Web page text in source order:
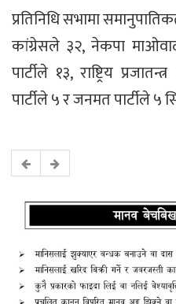
प्रतिनिधि सभामा
कांग्रेसले ३२, नेकपा
पार्टीले १३, राष्ट्रिय
पार्टीले ५ र जनमत पार्टीले ५